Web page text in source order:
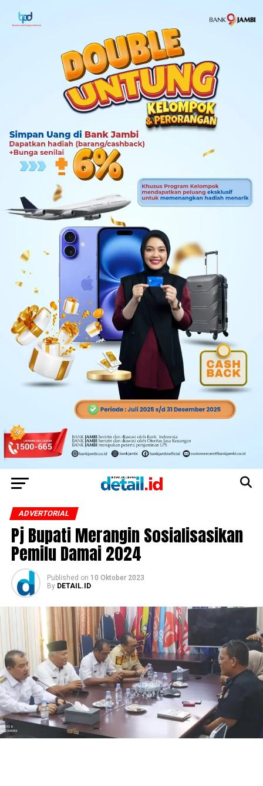
ADVERTORIAL
Pj Bupati Merangin Sosialisasikan
Pemilu Damai 2024
Published on 10 Oktober 2023
By DETAIL.ID